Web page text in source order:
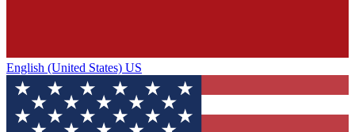
English (United States) US